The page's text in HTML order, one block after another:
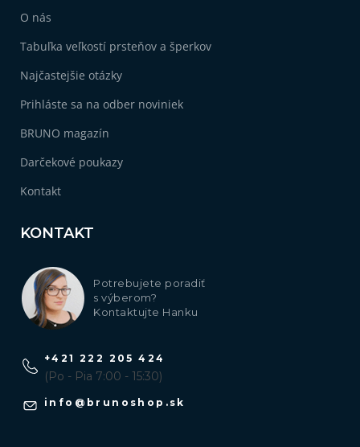
O nás
Tabuľka veľkostí prsteňov a šperkov
Najčastejšie otázky
Prihláste sa na odber noviniek
BRUNO magazín
Darčekové poukazy
Kontakt
KONTAKT
Potrebujete poradiť
s výberom?
Kontaktujte Hanku
info @ brunoshop.sk
+421 222 205 424
(Po - Pia 7:00 - 15:30)